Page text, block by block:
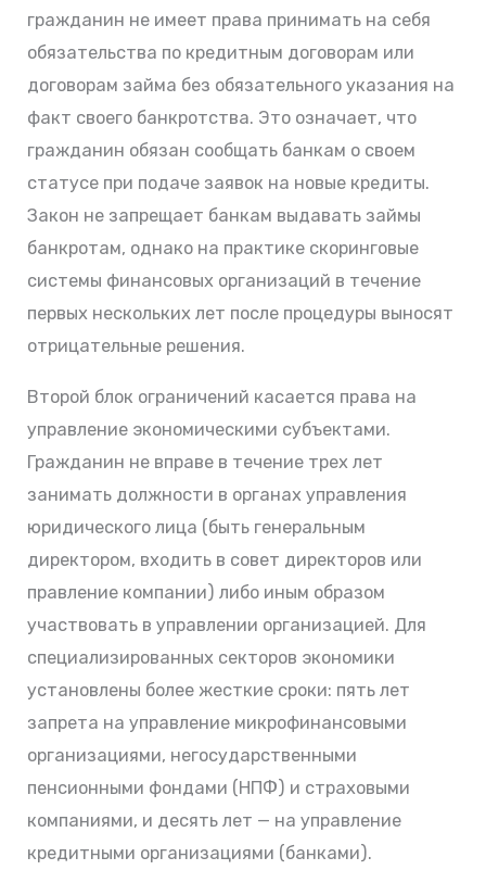
гражданин не имеет права принимать на себя
обязательства по кредитным договорам или
договорам займа без обязательного указания на
факт своего банкротства. Это означает, что
гражданин обязан сообщать банкам о своем
статусе при подаче заявок на новые кредиты.
Закон не запрещает банкам выдавать займы
банкротам, однако на практике скоринговые
системы финансовых организаций в течение
первых нескольких лет после процедуры выносят
отрицательные решения.
Второй блок ограничений касается права на
управление экономическими субъектами.
Гражданин не вправе в течение трех лет
занимать должности в органах управления
юридического лица (быть генеральным
директором, входить в совет директоров или
правление компании) либо иным образом
участвовать в управлении организацией. Для
специализированных секторов экономики
установлены более жесткие сроки: пять лет
запрета на управление микрофинансовыми
организациями, негосударственными
пенсионными фондами (НПФ) и страховыми
компаниями, и десять лет — на управление
кредитными организациями (банками).